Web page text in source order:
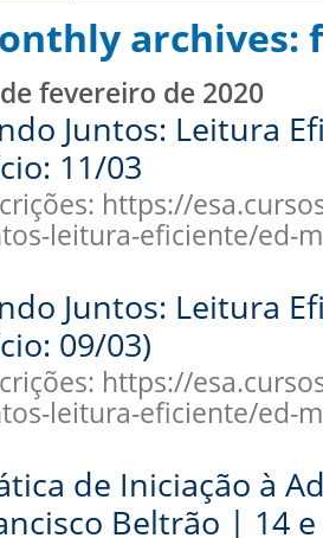
archives:
fevereiro de 2020
Juntos: Leitura
11/03
https://
leitura-eficiente/ed-
Juntos: Leitura
09/03)
https://
leitura-eficiente/ed-
de Iniciação à
Beltrão | 14